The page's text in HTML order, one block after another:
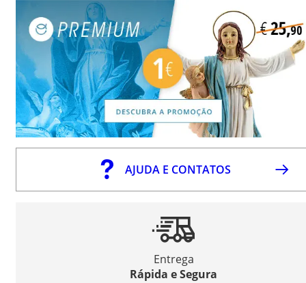
AJUDA E CONTATOS
Entrega
Rápida e Segura